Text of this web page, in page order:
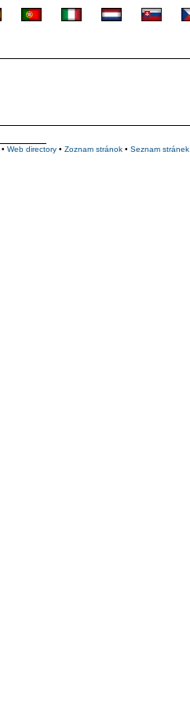
• Web directory • Zoznam stránok • Seznam stránek